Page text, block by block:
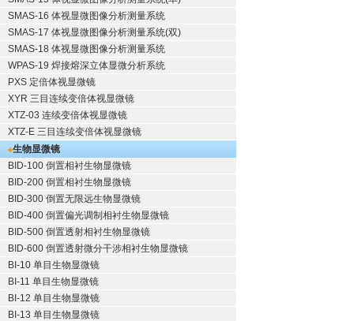
SMAS-16 体视显微图像分析测量系统
SMAS-17 体视显微图像分析测量系统(双)
SMAS-18 体视显微图像分析测量系统
WPAS-19 焊接熔深立体显微分析系统
PXS 定倍体视显微镜
XYR 三目连续变倍体视显微镜
XTZ-03 连续变倍体视显微镜
XTZ-E 三目连续变倍体视显微镜
生物显微镜
BID-100 倒置相衬生物显微镜
BID-200 倒置相衬生物显微镜
BID-300 倒置无限远生物显微镜
BID-400 倒置偏光调制相衬生物显微镜
BID-500 倒置透射相衬生物显微镜
BID-600 倒置透射微分干涉相衬生物显微镜
BI-10 单目生物显微镜
BI-11 单目生物显微镜
BI-12 单目生物显微镜
BI-13 单目生物显微镜